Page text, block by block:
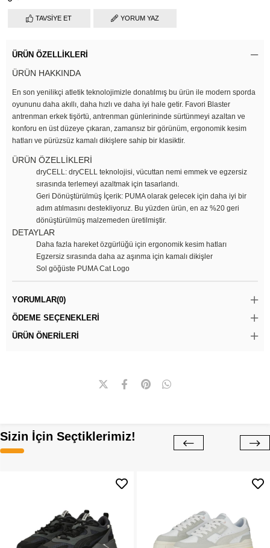
TAVSIYE ET YORUM YAZ
ÜRÜN ÖZELLIKLERI
ÜRÜN HAKKINDA
En son yenilikçi atletik teknolojimizle donatılmış bu ürün ile modern sporda
oyununu daha akıllı, daha hızlı ve daha iyi hale getir. Favori Blaster
antrenman erkek tişörtü, antrenman günlerininde sürtünmeyi azaltan ve
konforu en üst düzeye çıkaran, zamansız bir görünüm, ergonomik kesim
hatları ve pürüzsüz kamalı dikişlere sahip bir klasiktir.
ÜRÜN ÖZELLİKLERİ
dryCELL: dryCELL teknolojisi, vücuttan nemi emmek ve egzersiz
sırasında terlemeyi azaltmak için tasarlandı.
Geri Dönüştürülmüş İçerik: PUMA olarak gelecek için daha iyi bir
adım atılmasını destekliyoruz. Bu yüzden ürün, en az %20 geri
dönüştürülmüş malzemeden üretilmiştir.
DETAYLAR
Daha fazla hareket özgürlüğü için ergonomik kesim hatları
Egzersiz sırasında daha az aşınma için kamalı dikişler
Sol göğüste PUMA Cat Logo
YORUMLAR(0)
ÖDEME SEÇENEKLERI
ÜRÜN ÖNERILERI
Sizin İçin Seçtiklerimiz!